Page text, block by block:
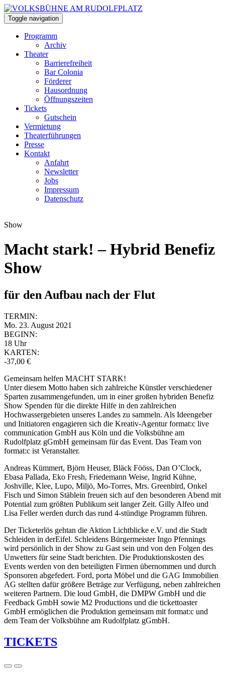
Toggle navigation
Programm
Archiv
Theater
Barrierefreiheit
Bar Colonia
Förderer
Hausordnung
Öffnungszeiten
Tickets
Gutschein
Vermietung
Theaterführungen
Presse
Kontakt
Anfahrt
Newsletter
Jobs
Impressum
Datenschutz
Show
Macht stark! – Hybrid Benefiz
Show
für den Aufbau nach der Flut
TERMIN:
Mo. 23. August 2021
BEGINN:
18 Uhr
KARTEN:
-37,00 €
Gemeinsam helfen MACHT STARK!
Unter diesem Motto haben sich zahlreiche Künstler verschiedener
Sparten zusammengefunden, um in einer großen hybriden Benefiz
Show Spenden für die direkte Hilfe in den zahlreichen
Hochwassergebieten unseres Landes zu sammeln. Als Ideengeber
und Initiatoren engagieren sich die Kreativ-Agentur format:c live
communication GmbH aus Köln und die Volksbühne am
Rudolfplatz gGmbH gemeinsam für das Event. Das Team von
format:c ist Veranstalter.
Andreas Kümmert, Björn Heuser, Bläck Fööss, Dan O’Clock,
Ebasa Pallada, Eko Fresh, Friedemann Weise, Ingrid Kühne,
Joshville, Klee, Lupo, Miljö, Mo-Torres, Mrs. Greenbird, Onkel
Fisch und Simon Stäblein freuen sich auf den besonderen Abend mit
Potential zum größten Publikum seit langer Zeit. Gilly Alfeo und
Lisa Feller werden durch das rund 4-stündige Programm führen.
Der Ticketerlös gehtan die Aktion Lichtblicke e.V. und die Stadt
Schleiden in derEifel. Schleidens Bürgermeister Ingo Pfennings
wird persönlich in der Show zu Gast sein und von den Folgen des
Unwetters für seine Stadt berichten. Die Produktionskosten des
Events werden von den beteiligten Firmen übernommen und durch
Sponsoren abgefedert. Ford, porta Möbel und die GAG Immobilien
AG stellten dafür größere Beträge zur Verfügung, neben zahlreichen
weiteren Partnern. Die loud GmbH, die DMPW GmbH und die
Feedback GmbH sowie M2 Productions und die tickettoaster
GmbH ermöglichen die Produktion gemeinsam mit format:c und
dem Team der Volksbühne am Rudolfplatz gGmbH.
TICKETS